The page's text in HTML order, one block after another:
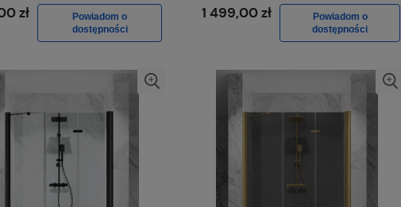
zł
Powiadom o
dostępności
Szkło Mrożone
1 499,00 zł
Powiadom o
dostępności